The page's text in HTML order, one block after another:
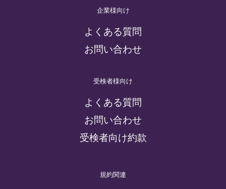
企業様向け
よくある質問
お問い合わせ
受検者様向け
よくある質問
お問い合わせ
受検者向け約款
規約関連